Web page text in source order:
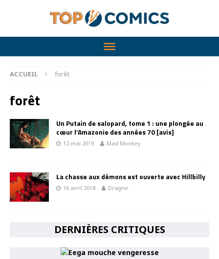
ACCUEIL forêt
forêt
Un Putain de salopard, tome 1 : une plongée au
cœur l’Amazonie des années 70 [avis]
12 mai 2019 Mad Monkey
La chasse aux démons est ouverte avec Hillbilly
16 avril 2018 Dragnir
DERNIÈRES CRITIQUES